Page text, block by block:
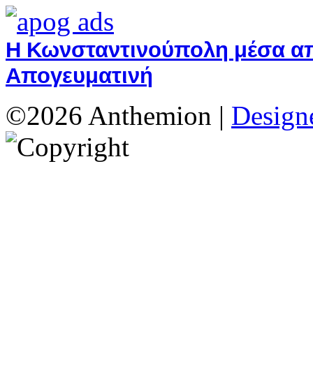
Η Κωνσταντινούπολη μέσα
Απογευματινή
©2026 Anthemion |